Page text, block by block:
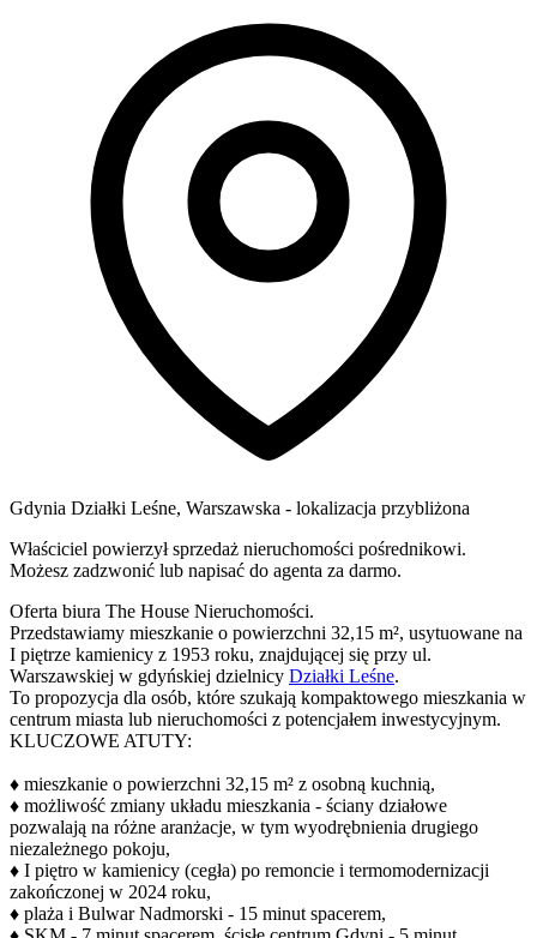
Gdynia Działki Leśne, Warszawska - lokalizacja przybliżona
Właściciel powierzył sprzedaż nieruchomości pośrednikowi.
Możesz zadzwonić lub napisać do agenta za darmo.
Oferta biura The House Nieruchomości.
Przedstawiamy mieszkanie o powierzchni 32,15 m², usytuowane na
I piętrze kamienicy z 1953 roku, znajdującej się przy ul.
Warszawskiej w gdyńskiej dzielnicy Działki Leśne.
To propozycja dla osób, które szukają kompaktowego mieszkania w
centrum miasta lub nieruchomości z potencjałem inwestycyjnym.
KLUCZOWE ATUTY:
♦ mieszkanie o powierzchni 32,15 m² z osobną kuchnią,
♦ możliwość zmiany układu mieszkania - ściany działowe
pozwalają na różne aranżacje, w tym wyodrębnienia drugiego
niezależnego pokoju,
♦ I piętro w kamienicy (cegła) po remoncie i termomodernizacji
zakończonej w 2024 roku,
♦ plaża i Bulwar Nadmorski - 15 minut spacerem,